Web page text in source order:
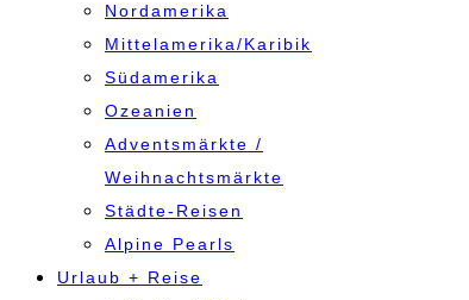
Nordamerika
Mittelamerika/Karibik
Südamerika
Ozeanien
Adventsmärkte /
Weihnachtsmärkte
Städte-Reisen
Alpine Pearls
Urlaub + Reise